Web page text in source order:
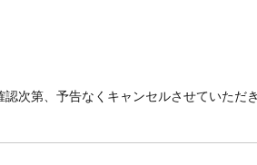
次第、予告なくキャンセルさせていただ